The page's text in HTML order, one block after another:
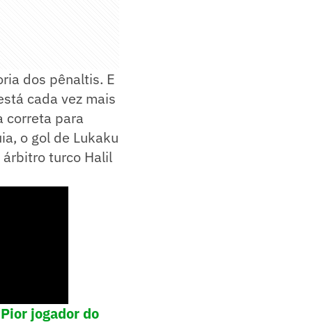
dos pênaltis. E
cada vez mais
correta para
o gol de Lukaku
árbitro turco Halil
jogador do